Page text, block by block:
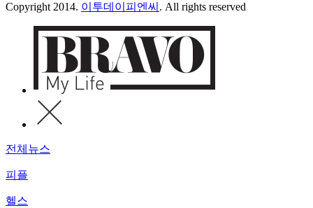
Copyright 2014. 이투데이피엔씨 . All rights reserved
전체뉴스
피플
헬스